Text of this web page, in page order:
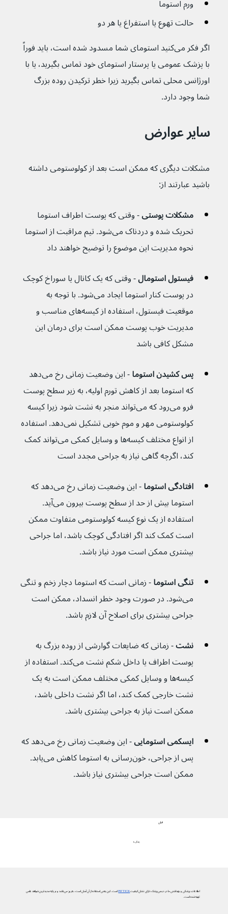
ورم استوما
حالت تهوع یا استفراغ یا هر دو
اگر فکر می‌کنید استومای شما مسدود شده است، باید فوراً
با پزشک عمومی یا پرستار استومای خود تماس بگیرید، یا با
اورژانس محلی تماس بگیرید زیرا خطر ترکیدن روده بزرگ
شما وجود دارد.
سایر عوارض
مشکلات دیگری که ممکن است بعد از کولوستومی داشته
باشید عبارتند از:
مشکلات پوستی - وقتی که پوست اطراف استوما
تحریک شده و دردناک می‌شود. تیم مراقبت از استوما
نحوه مدیریت این موضوع را توضیح خواهند داد
فیستول استومال - وقتی که یک کانال یا سوراخ کوچک
در پوست کنار استوما ایجاد می‌شود. با توجه به
موقعیت فیستول، استفاده از کیسه‌های مناسب و
مدیریت خوب پوست ممکن است برای درمان این
مشکل کافی باشد
پس کشیدن استوما
- این وضعیت زمانی رخ می‌دهد
که استوما بعد از کاهش تورم اولیه، به زیر سطح پوست
فرو می‌رود که می‌تواند منجر به نشت شود زیرا کیسه
کولوستومی مهر و موم خوبی تشکیل نمی‌دهد. استفاده
از انواع مختلف کیسه‌ها و وسایل کمکی می‌تواند کمک
کند، اگرچه گاهی نیاز به جراحی مجدد است
افتادگی استوما
- این وضعیت زمانی رخ می‌دهد که
استوما بیش از حد از سطح پوست بیرون می‌آید.
استفاده از یک نوع کیسه کولوستومی متفاوت ممکن
است کمک کند اگر افتادگی کوچک باشد، اما جراحی
بیشتری ممکن است مورد نیاز باشد.
تنگی استوما - زمانی است که استوما دچار زخم و تنگی
می‌شود. در صورت وجود خطر انسداد، ممکن است
جراحی بیشتری برای اصلاح آن لازم باشد.
نشت - زمانی که ضایعات گوارشی از روده بزرگ به
پوست اطراف یا داخل شکم نشت می‌کند. استفاده از
کیسه‌ها و وسایل کمکی مختلف ممکن است به یک
نشت خارجی کمک کند، اما اگر نشت داخلی باشد،
ممکن است نیاز به جراحی بیشتری باشد.
ایسکمی استومایی
- این وضعیت زمانی رخ می‌دهد که
پس از جراحی، خون‌رسانی به استوما کاهش می‌یابد.
ممکن است جراحی بیشتری نیاز باشد.
زندگی با
قبلی
اطلاعات پزشکی و بهداشتی ما در دیجی‌پزشک دارای نشان کیفیتPIF TICKاست. این یعنی استفاده از آن آسان است، به‌روز می‌باشد و بر پایه جدیدترین شواهد علمی
تهیه شده است.